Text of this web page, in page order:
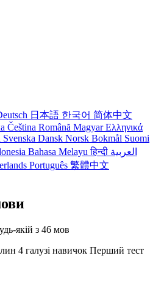
日本語 한국어 简体中文
Čeština Română MagyarΕλληνικά
Svenska Dansk Norsk Bokmål Suomi
Bahasa Melayuहिन्दी العربية
Português 繁體中文
якій з 46 мов
4 галузі навичок Перший тест